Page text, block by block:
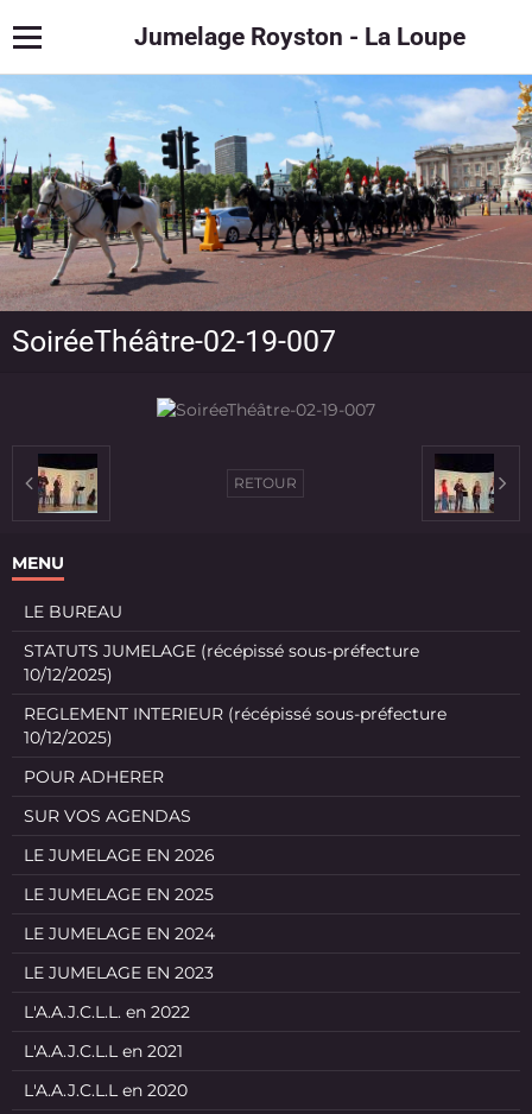
Jumelage Royston - La Loupe
SoiréeThéâtre-02-19-007
RETOUR
MENU
LE BUREAU
STATUTS JUMELAGE (récépissé sous-préfecture
10/12/2025)
REGLEMENT INTERIEUR (récépissé sous-préfecture
10/12/2025)
POUR ADHERER
SUR VOS AGENDAS
LE JUMELAGE EN 2026
LE JUMELAGE EN 2025
LE JUMELAGE EN 2024
LE JUMELAGE EN 2023
L'A.A.J.C.L.L. en 2022
L'A.A.J.C.L.L en 2021
L'A.A.J.C.L.L en 2020